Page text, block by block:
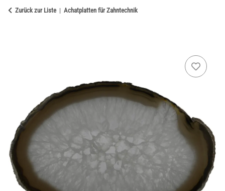
Zurück zur Liste Achatplatten für Zahntechnik